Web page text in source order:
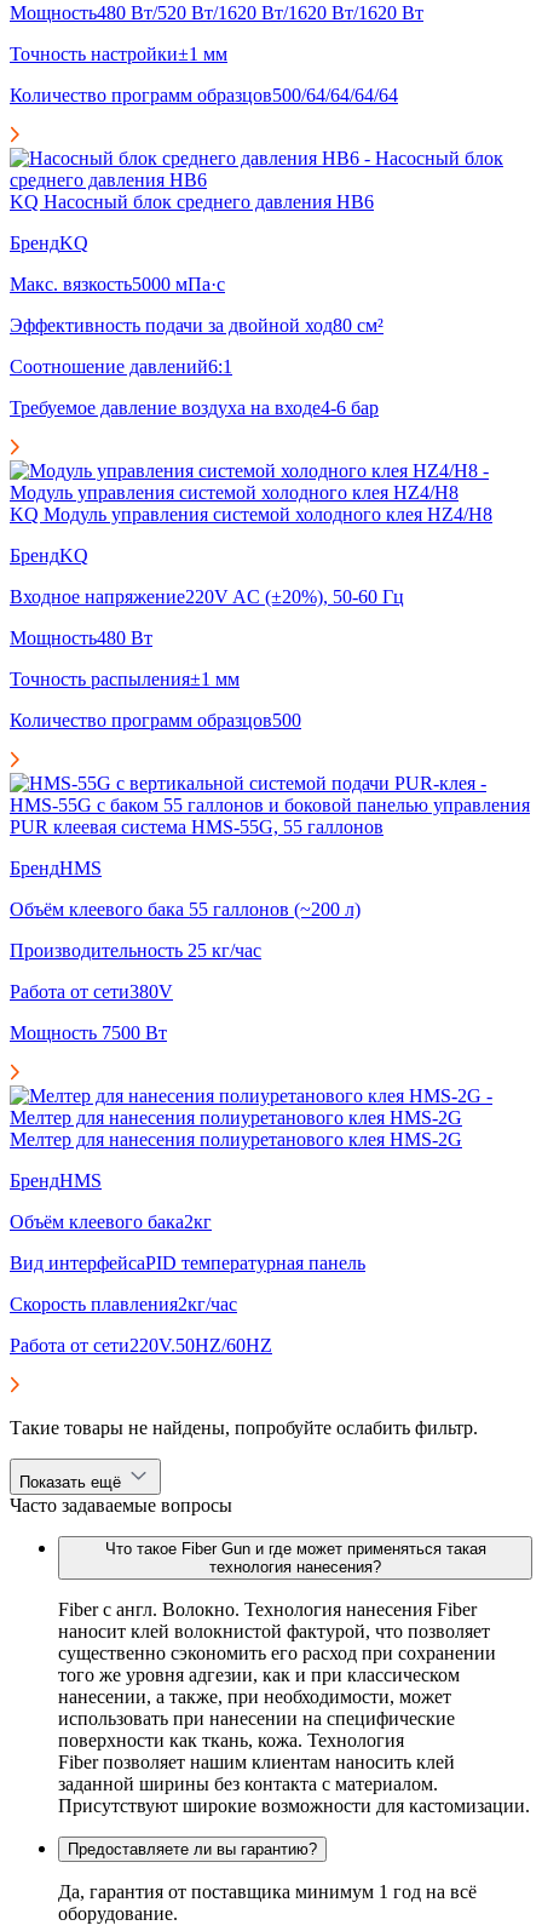
Мощность480 Вт/520 Вт/1620 Вт/1620 Вт/1620 Вт
Точность настройки±1 мм
Количество программ образцов500/64/64/64/64
KQ Насосный блок среднего давления HB6
БрендKQ
Макс. вязкость5000 мПа·с
Эффективность подачи за двойной ход80 см²
Соотношение давлений6:1
Требуемое давление воздуха на входе4-6 бар
KQ Модуль управления системой холодного клея HZ4/H8
БрендKQ
Входное напряжение220V AC (±20%), 50-60 Гц
Мощность480 Вт
Точность распыления±1 мм
Количество программ образцов500
PUR клеевая система HMS-55G, 55 галлонов
БрендHMS
Объём клеевого бака 55 галлонов (~200 л)
Производительность 25 кг/час
Работа от сети380V
Мощность 7500 Вт
Мелтер для нанесения полиуретанового клея HMS-2G
БрендHMS
Объём клеевого бака2кг
Вид интерфейсаPID температурная панель
Скорость плавления2кг/час
Работа от сети220V.50HZ/60HZ
Такие товары не найдены, попробуйте ослабить фильтр.
Показать ещё
Часто задаваемые вопросы
Что такое Fiber Gun и где может применяться такая
технология нанесения?
Fiber c англ. Волокно. Технология нанесения Fiber
наносит клей волокнистой фактурой, что позволяет
существенно сэкономить его расход при сохранении
того же уровня адгезии, как и при классическом
нанесении, а также, при необходимости, может
использовать при нанесении на специфические
поверхности как ткань, кожа. Технология
Fiber позволяет нашим клиентам наносить клей
заданной ширины без контакта с материалом.
Присутствуют широкие возможности для кастомизации.
Предоставляете ли вы гарантию?
Да, гарантия от поставщика минимум 1 год на всё
оборудование.